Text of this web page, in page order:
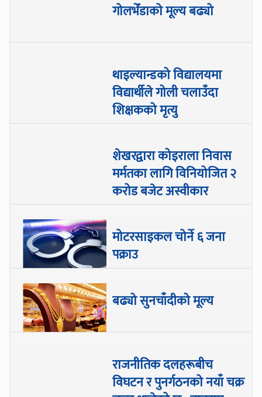
गोलभेँडाको मूल्य बढ्यो
थाइल्यान्डको विद्यालयमा
विद्यार्थीले गोली चलाउँदा
शिक्षकको मृत्यु
शेखरद्वारा कोइराला निवास
मर्मतका लागि विनियोजित २
करोड बजेट अस्वीकार
मोटरसाइकल चोर्ने ६ जना
पक्राउ
बढ्यो सुनचाँदीको मूल्य
राजनीतिक दलहरूबीच
विघटन र पुनर्गठनको नयाँ चक्र